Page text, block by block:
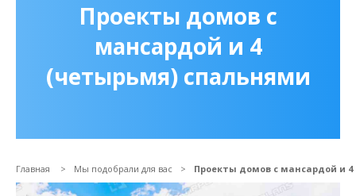
Проекты домов с
мансардой и 4
(четырьмя) спальнями
Главная Мы подобрали для вас Проекты домов с мансардой и